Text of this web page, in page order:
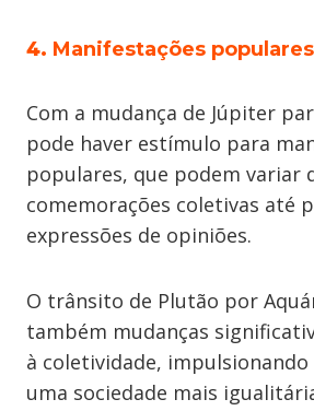
4. Manifestações populares
Com a mudança de Júpiter
pode haver estímulo para
populares, que podem variar
comemorações coletivas até
expressões de opiniões.
O trânsito de Plutão por
também mudanças
à coletividade,
uma sociedade mais